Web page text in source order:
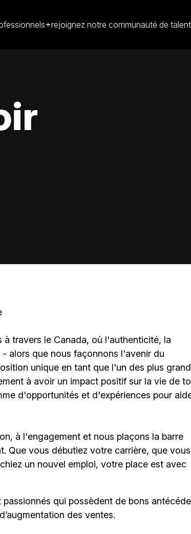
rejoignez notre communauté de
travers le Canada, où l'authenticité, la
alors que nous façonnons l'avenir du
unique en tant que l'un des plus
à avoir un impact positif sur la vie de
d'opportunités et d'expériences pour
à l'engagement et nous plaçons la barre
Que vous débutiez votre carrière, que vous
un nouvel emploi, votre place est avec
qui possèdent de bons
des ventes.